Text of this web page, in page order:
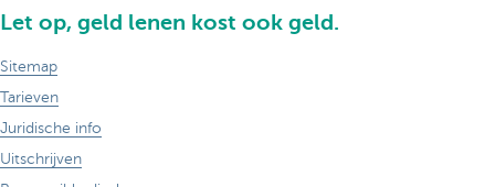
Let op, geld lenen kost ook geld.
Sitemap
Tarieven
Juridische info
Uitschrijven